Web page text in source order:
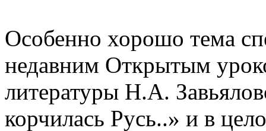
Особенно хорошо тема
недавним Открытым
литературы Н.А.
корчилась Русь..» и в